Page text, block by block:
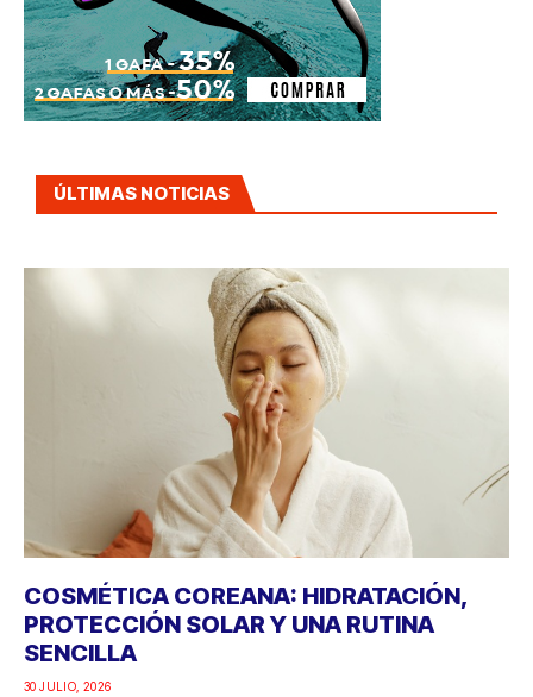
ÚLTIMAS NOTICIAS
COSMÉTICA COREANA: HIDRATACIÓN,
PROTECCIÓN SOLAR Y UNA RUTINA
SENCILLA
30 JULIO, 2026